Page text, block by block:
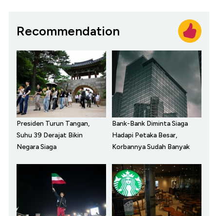
Recommendation
Presiden Turun Tangan,
Suhu 39 Derajat Bikin
Negara Siaga
Bank-Bank Diminta Siaga
Hadapi Petaka Besar,
Korbannya Sudah Banyak